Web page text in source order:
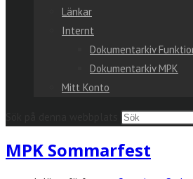
Länkar
Internt
Dokumentarkiv
Dokumentarkiv MPK
Mitt Konto
MPK Sommarfest